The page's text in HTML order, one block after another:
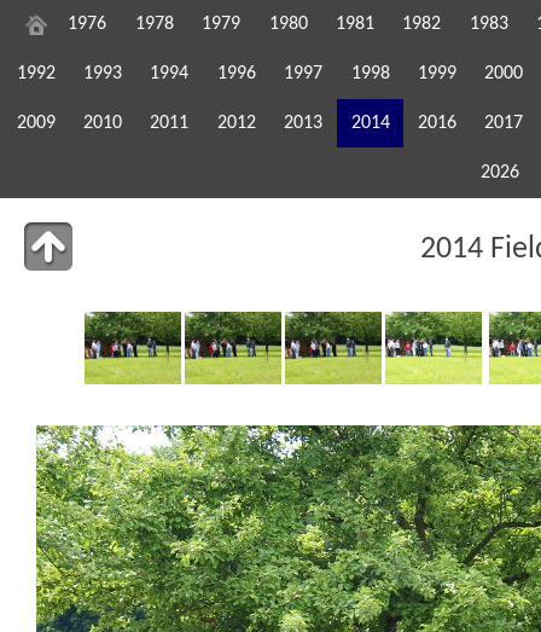
1976 1978 1979 1980 1981 1982 1983
1992 1993 1994 1996 1997 1998 1999 2000
2009 2010 2011 2012 2013 2014 2016 2017
2026
2014